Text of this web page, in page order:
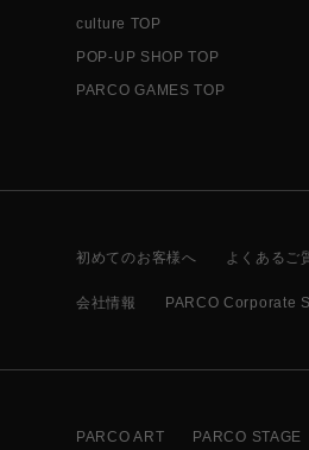
culture TOP
POP-UP SHOP TOP
PARCO GAMES TOP
初めてのお客様へ よくあるご
会社情報 PARCO Corporate
PARCO ART PARCO STAGE